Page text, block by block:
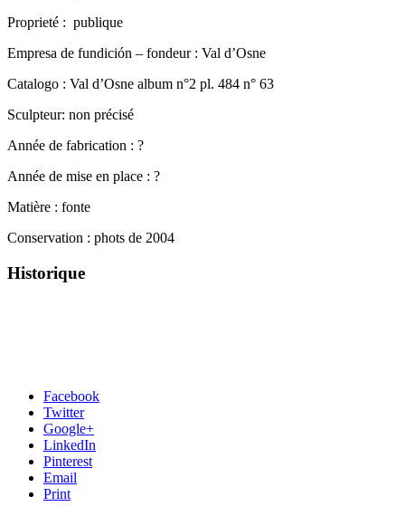
Proprieté : publique
Empresa de fundición – fondeur : Val d’Osne
Catalogo : Val d’Osne album n°2 pl. 484 n° 63
Sculpteur: non précisé
Année de fabrication : ?
Année de mise en place : ?
Matière : fonte
Conservation : phots de 2004
Historique
Facebook
Twitter
Google+
LinkedIn
Pinterest
Email
Print